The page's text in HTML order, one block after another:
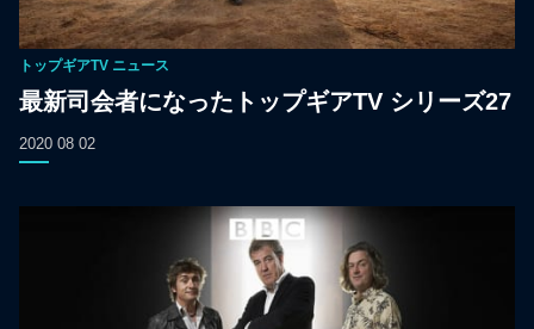
トップギアTV ニュース
最新司会者になったトップギアTV シリーズ27
2020 08 02